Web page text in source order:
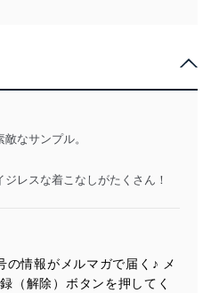
なサンプル。
レスな着こなしがたくさん！
の情報がメルマガで届く♪ メ
（解除）ボタンを押してく